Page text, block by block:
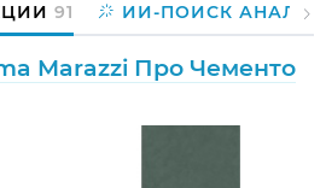
91 ИИ-ПОИСК
Marazzi Про Чементо